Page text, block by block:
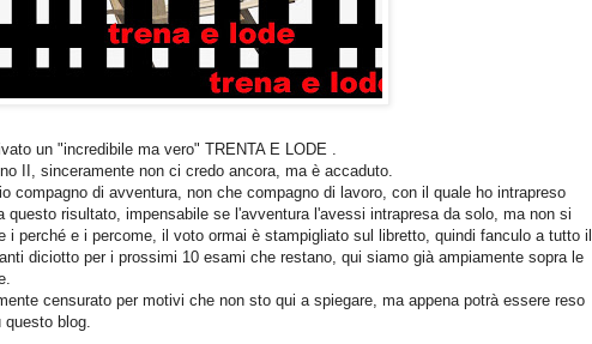
un "incredibile ma vero" TRENTA E LODE .
II, sinceramente non ci credo ancora, ma è accaduto.
compagno di avventura, non che compagno di lavoro, con il quale ho intrapreso
questo risultato, impensabile se l'avventura l'avessi intrapresa da solo, ma non si
i perché e i percome, il voto ormai è stampigliato sul libretto, quindi fanculo a tutto il
diciotto per i prossimi 10 esami che restano, qui siamo già ampiamente sopra le
censurato per motivi che non sto qui a spiegare, ma appena potrà essere reso
blog.